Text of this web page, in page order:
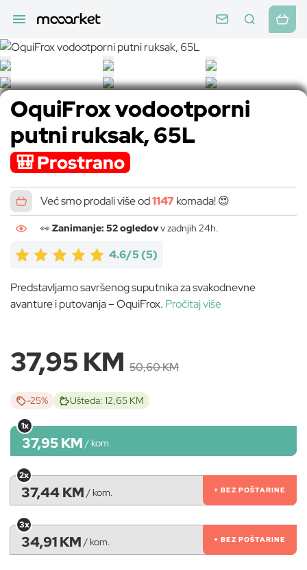
👀Zanimanje: 52 ogledovv zadnjih 24h.
OquiFrox vodootporni
putni ruksak, 65L
🎒 Prostrano
4.6/5(5)
Predstavljamo savršenog suputnika za svakodnevne
avanture i putovanja – OquiFrox. Pročitaj više
Već smo prodali više od1147komada! 😍
37,95 KM 50,60 KM
-25% Ušteda: 12,65 KM
1x
37,95 KM / kom.
2x
37,44 KM / kom. + BEZ POŠTARINE
3x
34,91 KM / kom. + BEZ POŠTARINE